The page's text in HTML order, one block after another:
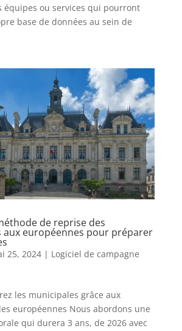
équipes ou services qui pourront
base de données au sein de
de reprise des
aux européennes pour préparer
25, 2024| Logiciel de campagne
les municipales grâce aux
européennes Nous abordons une
qui durera 3 ans, de 2026 avec